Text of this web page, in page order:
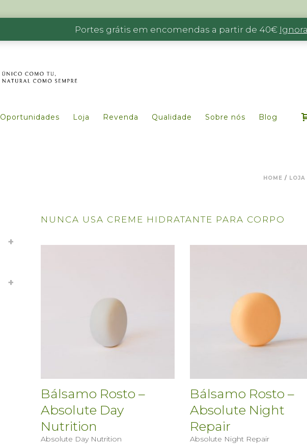
Portes grátis em encomendas a partir de 40€
Oportunidades Loja Revenda Qualidade Sobre nós Blog
HOME / LOJA
NUNCA USA CREME HIDRATANTE PARA CORPO
Bálsamo Rosto –
Absolute Day
Nutrition
Absolute Day Nutrition
Bálsamo Rosto –
Absolute Night
Repair
Absolute Night Repair